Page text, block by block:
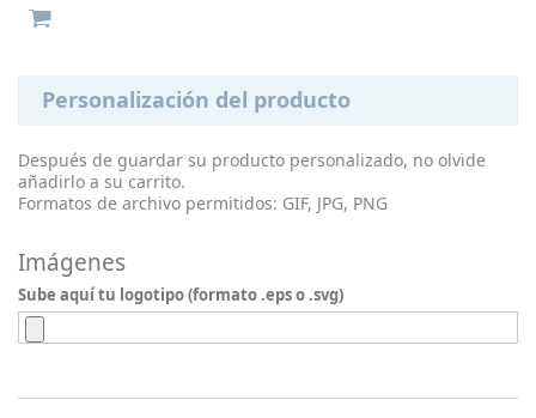
Personalización del producto
Después de guardar su producto personalizado, no olvide
añadirlo a su carrito.
Formatos de archivo permitidos: GIF, JPG, PNG
Imágenes
Sube aquí tu logotipo (formato .eps o .svg)